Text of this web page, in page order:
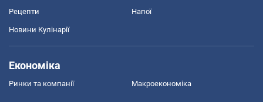
Рецепти Напої
Новини Кулінарії
Економіка
Ринки та компанії Макроекономіка